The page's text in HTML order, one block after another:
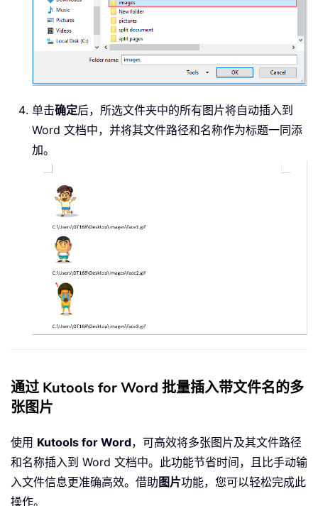
End If
Sub
单击确定后，所选文件夹中的所有图片将自动插入到
Word 文档中，并将其文件路径和名称作为标题一同添
加。
通过 Kutools for Word 批量插入带文件名的多
张图片
使用 Kutools for Word，可高效将多张图片及其文件路径
和名称插入到 Word 文档中。此功能节省时间，且比手动输
入文件信息更准确高效。借助图片功能，您可以轻松完成此
操作。